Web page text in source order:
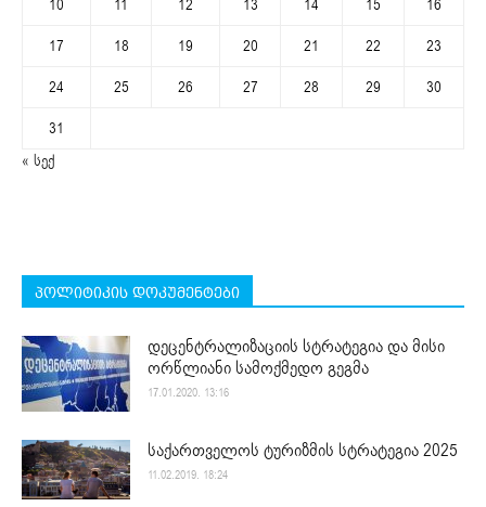
10
11 12 13 14 15
16
17
18 19 20 21 22
23
24
25 26 27 28 29
30
31
« სექ
პოლიტიკის დოკუმენტები
დეცენტრალიზაციის სტრატეგია და მისი
ორწლიანი სამოქმედო გეგმა
17.01.2020. 13:16
საქართველოს ტურიზმის სტრატეგია 2025
11.02.2019. 18:24